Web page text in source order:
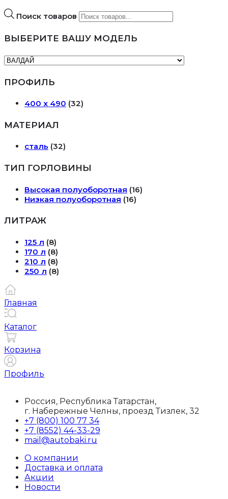
Поиск товаров
ВЫБЕРИТЕ ВАШУ МОДЕЛЬ
ПРОФИЛЬ
400 х 490 (32)
МАТЕРИАЛ
сталь (32)
ТИП ГОРЛОВИНЫ
Высокая полуоборотная (16)
Низкая полуоборотная (16)
ЛИТРАЖ
125 л (8)
170 л (8)
210 л (8)
250 л (8)
Главная
Каталог
Корзина
Профиль
Россия, Республика Татарстан,
г. Набережные Челны, проезд Тизлек, 32
+7 (800) 100 77 34
+7 (8552) 44-33-29
mail@autobaki.ru
О компании
Доставка и оплата
Акции
Новости